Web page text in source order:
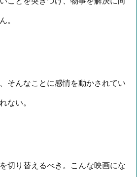
。
そんなことに感情を動かされてい
ない。
切り替えるべき。こんな映画にな